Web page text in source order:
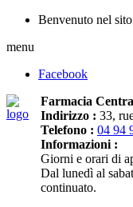
Benvenuto nel
menu
Facebook
Farmacia
Indirizzo : 33,
Telefono : 04 94
Informazioni :
Giorni e orari di
Dal lunedì al
continuato.